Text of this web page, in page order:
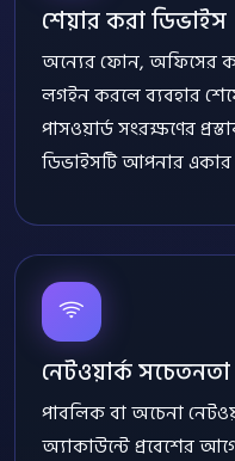
শেয়ার করা ডিভাইস
অন্যের ফোন, অফিসের
লগইন করলে ব্যবহার
পাসওয়ার্ড সংরক্ষণের
ডিভাইসটি আপনার একার
নেটওয়ার্ক সচেতনতা
পাবলিক বা অচেনা
অ্যাকাউন্টে প্রবেশের